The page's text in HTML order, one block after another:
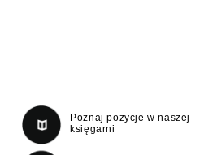
Poznaj pozycje w naszej
księgarni